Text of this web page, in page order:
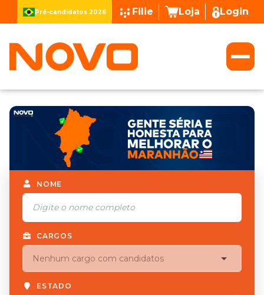
Pré-candidatos 2026 Filie Loja Login
NOME
CARGOS
ESTADO